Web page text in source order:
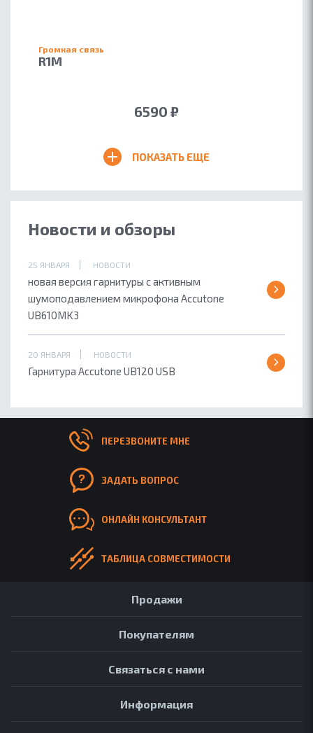
Громкая связь
R1M
6590 ₽
ПОКАЗАТЬ ЕЩЕ
Новости и обзоры
25 ЯНВАРЯ НОВОСТИ
новая версия гарнитуры с активным
шумоподавлением микрофона Accutone
UB610MK3
20 ЯНВАРЯ НОВОСТИ
Гарнитура Accutone UB120 USB
ПЕРЕЗВОНИТЕ МНЕ
ЗАДАТЬ ВОПРОС
ОНЛАЙН КОНСУЛЬТАНТ
ТАБЛИЦА СОВМЕСТИМОСТИ
Продажи
Покупателям
Связаться с нами
Информация